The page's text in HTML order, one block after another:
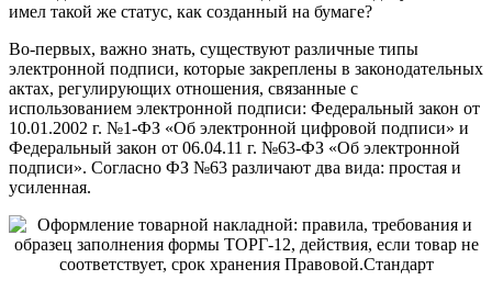
имел такой же статус, как созданный на бумаге?
Во-первых, важно знать, существуют различные типы
электронной подписи, которые закреплены в законодательных
актах, регулирующих отношения, связанные с
использованием электронной подписи: Федеральный закон от
10.01.2002 г. №1-ФЗ «Об электронной цифровой подписи» и
Федеральный закон от 06.04.11 г. №63-ФЗ «Об электронной
подписи». Согласно ФЗ №63 различают два вида: простая и
усиленная.